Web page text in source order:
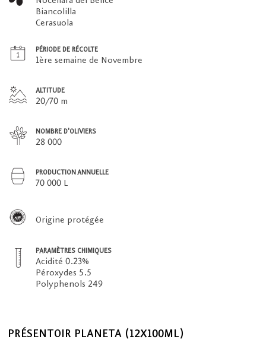
Biancolilla
Cerasuola
PÉRIODE DE RÉCOLTE
1ère semaine de Novembre
ALTITUDE
20/70 m
NOMBRE D'OLIVIERS
28 000
PRODUCTION ANNUELLE
70 000 L
Origine protégée
PARAMÈTRES CHIMIQUES
Acidité 0.23%
Péroxydes 5.5
Polyphenols 249
PRÉSENTOIR PLANETA (12X100ML)